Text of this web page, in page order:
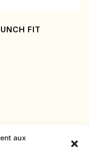
aux
FIT